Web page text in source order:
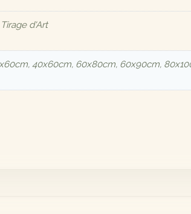
d'Art
40x60cm, 60x80cm, 60x90cm,